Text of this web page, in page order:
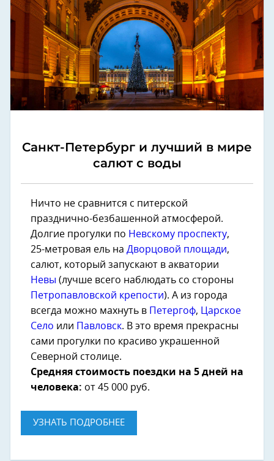
Санкт-Петербург и лучший в мире
салют с воды
Ничто не сравнится с питерской
празднично-безбашенной атмосферой.
Долгие прогулки по Невскому проспекту,
25-метровая ель на Дворцовой площади,
салют, который запускают в акватории
Невы (лучше всего наблюдать со стороны
Петропавловской крепости). А из города
всегда можно махнуть в
Петергоф, Царское
Село или Павловск. В это время прекрасны
сами прогулки по красиво украшенной
Северной столице.
Средняя стоимость поездки на 5 дней на
человека: от 45 000 руб.
УЗНАТЬ ПОДРОБНЕЕ